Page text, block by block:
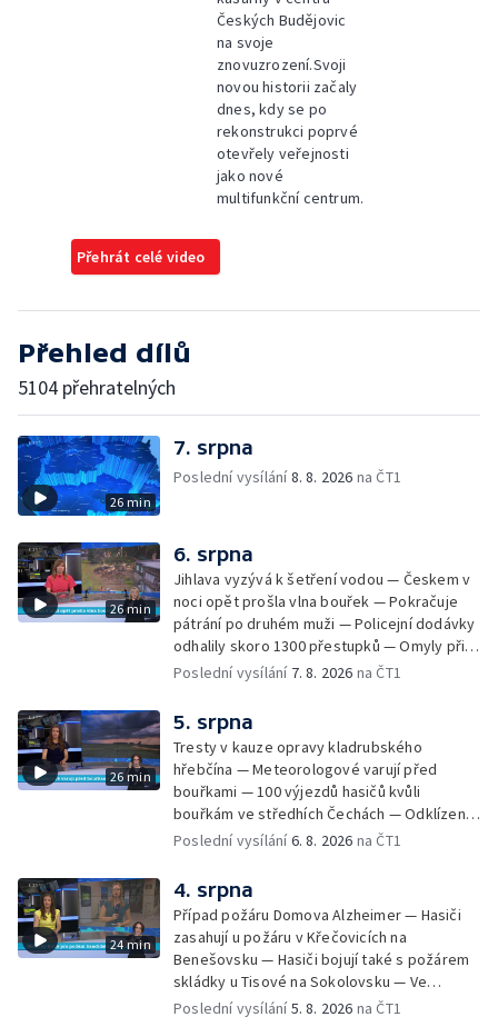
Českých Budějovic
na svoje
znovuzrození.Svoji
novou historii začaly
dnes, kdy se po
rekonstrukci poprvé
otevřely veřejnosti
jako nové
multifunkční centrum.
Přehrát celé video
Přehled dílů
5104 přehratelných
26 min
7. srpna
Poslední vysílání8. 8. 2026 na ČT1
26 min
6. srpna
Jihlava vyzývá k šetření vodou — Českem v
noci opět prošla vlna bouřek — Pokračuje
pátrání po druhém muži — Policejní dodávky
odhalily skoro 1300 přestupků — Omyly při
nouzovém volání o pomoc — Hradec Králové
rekord v hromadném seskoku parašutistů —
Chovné rybníky na Českolipsku pustoší
vydry — Instalace nové sochy v Mariánských
Lázních — Sedmiletý trest za dotační
podvod s projektem Technologického parku
v Písku — Dětský tábor na Brutal Assault —
Turistická trasa Svatojánské proudy zůstává
— Cestování za pozorováním noční oblohy
Poslední vysílání 7. 8. 2026 na ČT1
26 min
5. srpna
Tresty v kauze opravy kladrubského
hřebčína — Meteorologové varují před
bouřkami — 100 výjezdů hasičů kvůli
bouřkám ve středhích Čechách — Odklízení
škod po bouřkách — Hasiči likvidovali
Václavském náměstí — Necelý kilometr řeky
Otavy u šumavského Annína je téměř bez
vody — Pátrání po dvou mužích na jezeře
Most — Tábor pro děti odsouzených — Tábor
pomáhá dětem orientovat se na trhu práce
— Začal festival Brutal Assault — Cyklysta
Poslední vysílání6. 8. 2026 na ČT1
24 min
4. srpna
Případ požáru Domova Alzheimer — Hasiči
zasahují u požáru v Křečovicích na
Benešovsku — Hasiči bojují také s požárem
skládky u Tisové na Sokolovsku — Ve
Strážnici na Hodonínsku padl další teplotní
Poslední vysílání5. 8. 2026 na ČT1